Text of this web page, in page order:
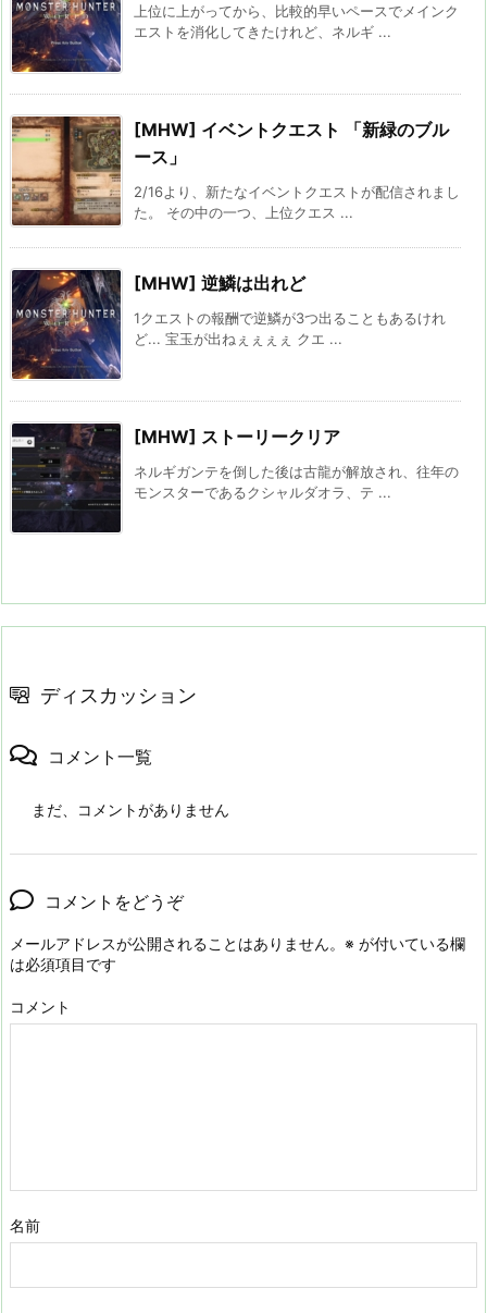
上位に上がってから、比較的早いペースでメインク
エストを消化してきたけれど、ネルギ ...
[MHW] イベントクエスト 「新緑のブル
ース」
2/16より、新たなイベントクエストが配信されまし
た。 その中の一つ、上位クエス ...
[MHW] 逆鱗は出れど
1クエストの報酬で逆鱗が3つ出ることもあるけれ
ど... 宝玉が出ねぇぇぇぇ クエ ...
[MHW] ストーリークリア
ネルギガンテを倒した後は古龍が解放され、往年の
モンスターであるクシャルダオラ、テ ...
ディスカッション
コメント一覧
まだ、コメントがありません
コメントをどうぞ
メールアドレスが公開されることはありません。 ※ が付いている欄
は必須項目です
コメント
名前